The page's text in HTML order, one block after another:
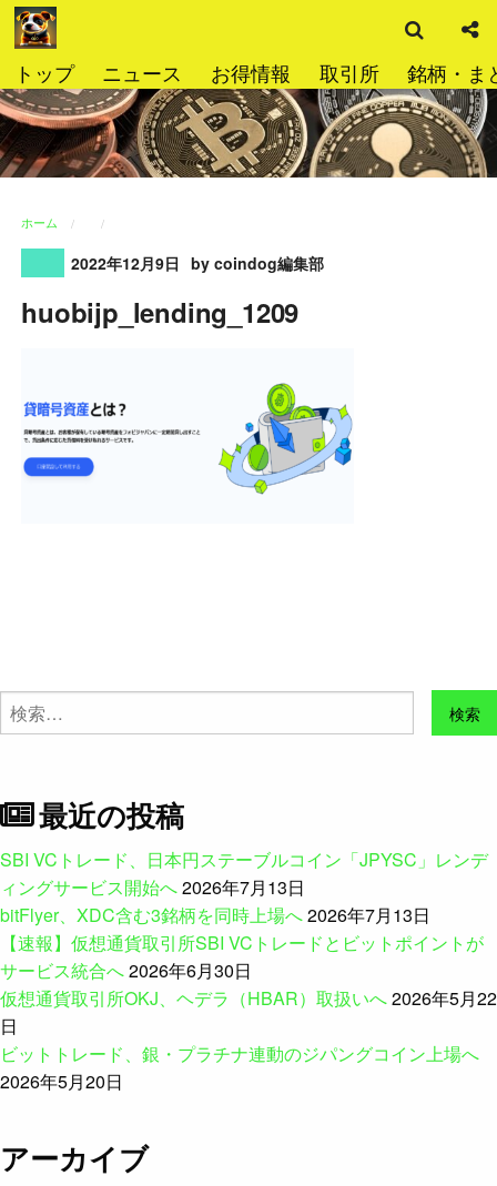
コ
ン
ン
ツ
へ
ス
トップ ニュース お得情報 取引所 銘柄・ま
索
ホーム
2022年12月9日 by coindog編集部
huobijp_lending_1209
検
索:
最近の投稿
SBI VCトレード、日本円ステーブルコイン「JPYSC」レンデ
ィングサービス開始へ2026年7月13日
bitFlyer、XDC含む3銘柄を同時上場へ2026年7月13日
【速報】仮想通貨取引所SBI VCトレードとビットポイントが
サービス統合へ2026年6月30日
仮想通貨取引所OKJ、ヘデラ（HBAR）取扱いへ2026年5月22
日
ビットトレード、銀・プラチナ連動のジパングコイン上場へ
2026年5月20日
アーカイブ